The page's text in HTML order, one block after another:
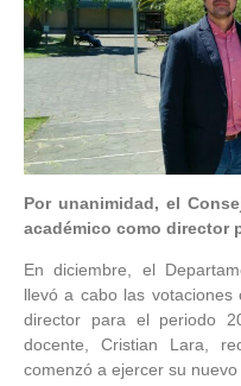
Por unanimidad, el
académico como director
En diciembre, el
llevó a cabo las
director para el periodo
docente, Cristian Lara,
comenzó a ejercer su